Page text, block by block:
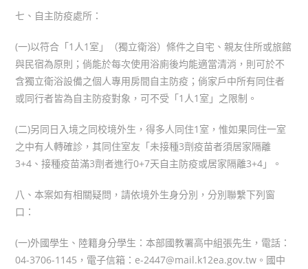
七、自主防疫處所：
(一)以符合「1人1室」（獨立衛浴）條件之自宅、親友住所或旅館
與民宿為原則；倘能於每次使用浴廁後均能適當清消，則可於不
含獨立衛浴設備之個人專用房間自主防疫；倘家戶中所有同住者
或同行者皆為自主防疫對象，可不受「1人1室」之限制。
(二)另同日入境之同校境外生，得多人同住1室，惟如果同住一室
之中有人轉確診，其同住室友「未接種3劑疫苗者須居家隔離
3+4、接種疫苗滿3劑者進行0+7天自主防疫或居家隔離3+4」。
八、本案如有相關疑問，請依境外生身分別，分別聯繫下列窗
口：
(一)外國學生、陸籍身分學生：本部國教署高中組張先生，電話：
04-3706-1145，電子信箱：e-2447@mail.k12ea.gov.tw。國中